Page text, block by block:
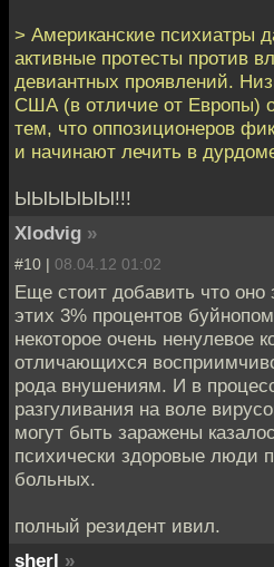
> Американские психиатры
активные протесты против
девиантных проявлений.
США (в отличие от Европы)
тем, что оппозиционеров
и начинают лечить в
ЫЫЫЫЫЫ!!!
Xlodvig »
#10 | 08.04.12 01:02
Еще стоит добавить что оно
этих 3% процентов
некоторое очень ненулевое
отличающихся
рода внушениям. И в
разгуливания на воле
могут быть заражены
психически здоровые люди
больных.
полный резидент ивил.
sherl »